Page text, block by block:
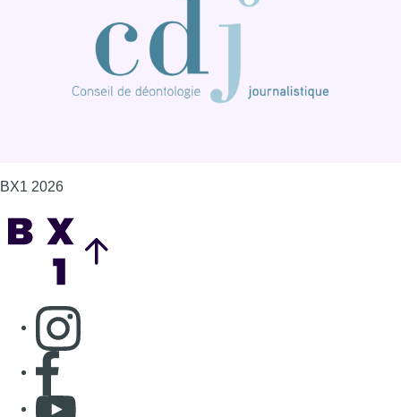
BX1 2026
Consulter page Instagram
Consulter page Facebook
Consulter Youtube